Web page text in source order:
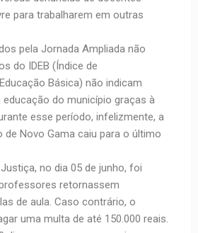
para trabalharem em outras
pela Jornada Ampliada não
do IDEB (Índice de
Básica) não indicam
educação do município graças à
esse período, infelizmente, a
Novo Gama caiu para o último
no dia 05 de junho, foi
retornassem
de aula. Caso contrário, o
uma multa de até 150.000 reais.